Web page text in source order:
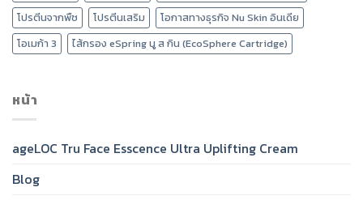
โปรตีนจากพืช
โปรตีนเสริม
โอกาสทางธุรกิจ Nu Skin อินเดีย
โอเมก้า 3
ไส้กรอง eSpring นู ส กิน (EcoSphere Cartridge)
หน้า
ageLOC Tru Face Esscence Ultra Uplifting Cream
Blog